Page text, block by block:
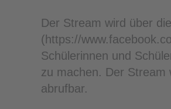
Der Stream wird über
(https://
Schülerinnen und
zu machen. Der Stream
abrufbar.